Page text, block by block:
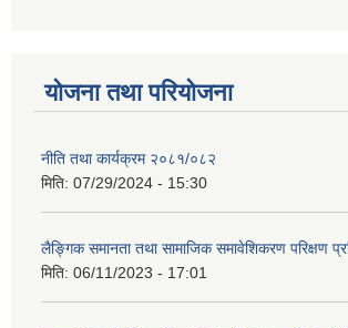
योजना तथा परियोजना
नीति तथा कार्यक्रम २०८१/०८२
मिति: 07/29/2024 - 15:30
लैङ्गिक समानता तथा सामाजिक समावेशिकरण परिक्षण
मिति: 06/11/2023 - 17:01